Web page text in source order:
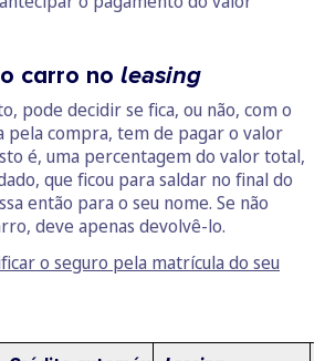
carro no leasing
pode decidir se fica, ou não, com o
pela compra, tem de pagar o valor
é, uma percentagem do valor total,
que ficou para saldar no final do
então para o seu nome. Se não
deve apenas devolvê-lo.
o seguro pela matrícula do seu